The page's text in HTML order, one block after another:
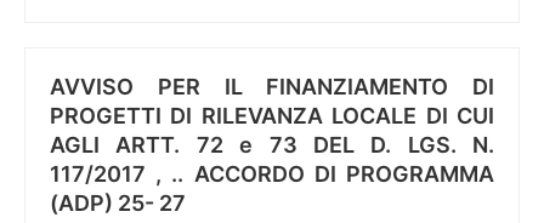
AVVISO PER IL FINANZIAMENTO DI
PROGETTI DI RILEVANZA LOCALE DI CUI
AGLI ARTT. 72 e 73 DEL D. LGS. N.
117/2017 , .. ACCORDO DI PROGRAMMA
(ADP) 25- 27